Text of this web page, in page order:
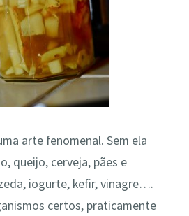
arte fenomenal. Sem ela
queijo, cerveja, pães e
iogurte, kefir, vinagre….
certos, praticamente